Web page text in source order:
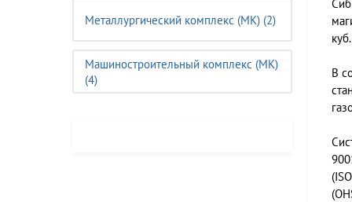
Металлургический комплекс (МК) (2)
Машиностроительный комплекс (MК)
(4)
В